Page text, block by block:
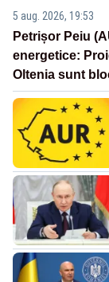
5 aug. 2026, 19:53
Petrișor Peiu
energetice:
Oltenia sunt